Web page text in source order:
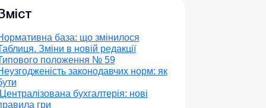
база: що змінилося
Зміни в новій редакції
положення № 59
законодавчих норм: як
Централізована бухгалтерія: нові
гри